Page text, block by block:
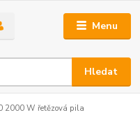
Menu
Hledat
2000 W řetězová pila